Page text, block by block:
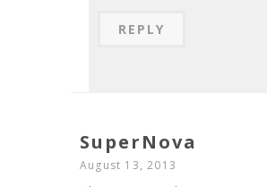
REPLY
SuperNova
August 13, 2013